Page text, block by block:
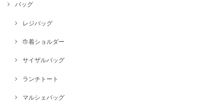
バッグ
レジバッグ
巾着ショルダー
サイザルバッグ
ランチトート
マルシェバッグ